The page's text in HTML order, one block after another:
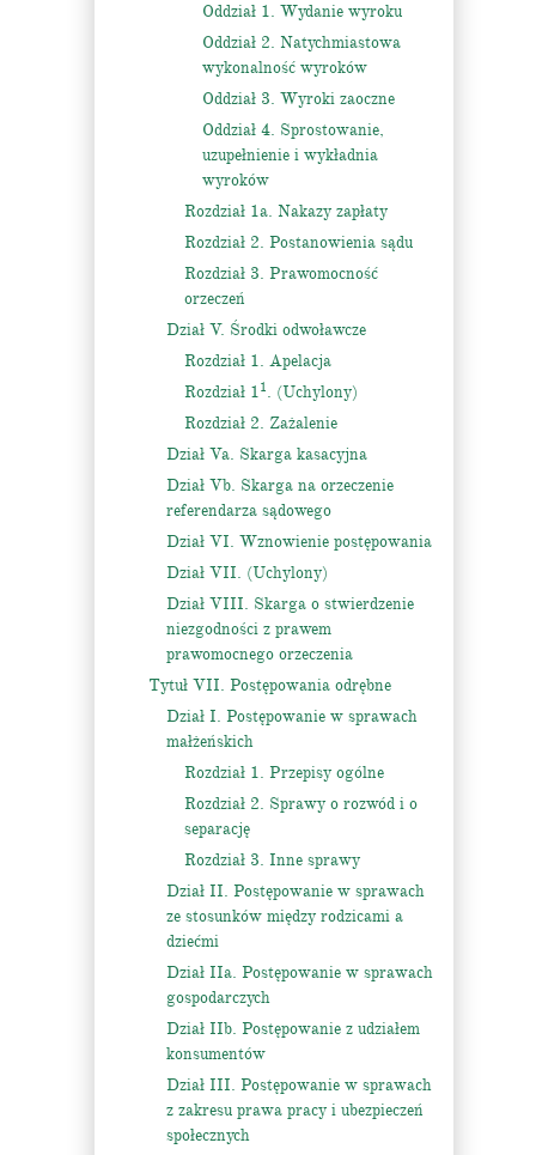
Oddział 1. Wydanie wyroku
Oddział 2. Natychmiastowa
wykonalność wyroków
Oddział 3. Wyroki zaoczne
Oddział 4. Sprostowanie,
uzupełnienie i wykładnia
wyroków
Rozdział 1a. Nakazy zapłaty
Rozdział 2. Postanowienia sądu
Rozdział 3. Prawomocność
orzeczeń
Dział V. Środki odwoławcze
Rozdział 1. Apelacja
Rozdział 11. (Uchylony)
Rozdział 2. Zażalenie
Dział Va. Skarga kasacyjna
Dział Vb. Skarga na orzeczenie
referendarza sądowego
Dział VI. Wznowienie postępowania
Dział VII. (Uchylony)
Dział VIII. Skarga o stwierdzenie
niezgodności z prawem
prawomocnego orzeczenia
Tytuł VII. Postępowania odrębne
Dział I. Postępowanie w sprawach
małżeńskich
Rozdział 1. Przepisy ogólne
Rozdział 2. Sprawy o rozwód i o
separację
Rozdział 3. Inne sprawy
Dział II. Postępowanie w sprawach
ze stosunków między rodzicami a
dziećmi
Dział IIa. Postępowanie w sprawach
gospodarczych
Dział IIb. Postępowanie z udziałem
konsumentów
Dział III. Postępowanie w sprawach
z zakresu prawa pracy i ubezpieczeń
społecznych